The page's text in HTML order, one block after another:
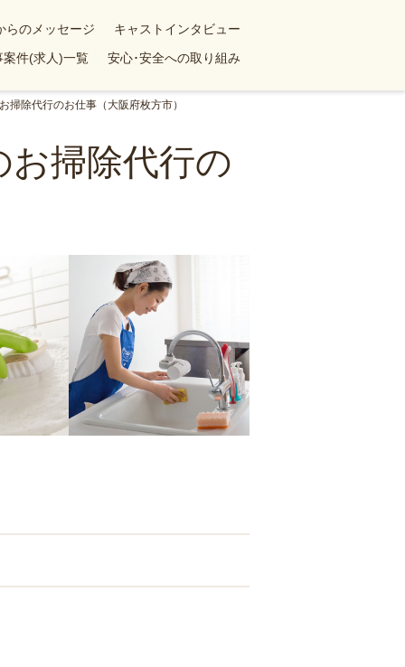
らのメッセージ
キャストインタビュー
案件(求人)一覧 安心･安全への取り組み
掃除代行のお仕事（大阪府枚方市）
掃除代行の